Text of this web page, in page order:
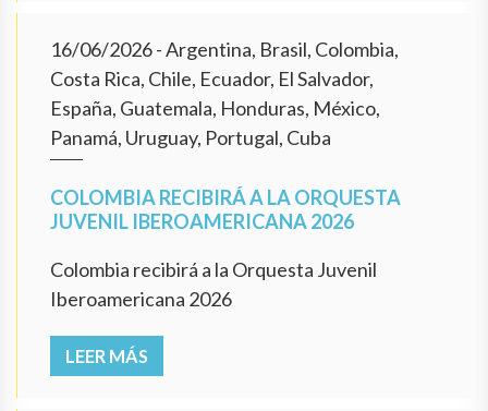
16/06/2026- Argentina, Brasil, Colombia,
Costa Rica, Chile, Ecuador, El Salvador,
España, Guatemala, Honduras, México,
Panamá, Uruguay, Portugal, Cuba
COLOMBIA RECIBIRÁ A LA ORQUESTA
JUVENIL IBEROAMERICANA 2026
Colombia recibirá a la Orquesta Juvenil
Iberoamericana 2026
LEER MÁS